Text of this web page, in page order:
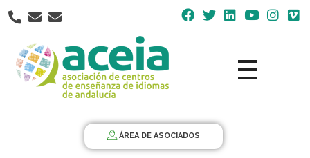
Nota:
este
web
incluye
ÁREA DE ASOCIADOS